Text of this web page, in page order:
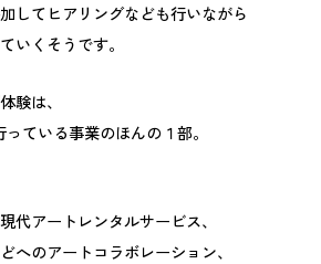
してヒアリングなども行いながら
いくそうです。
験は、
ている事業のほんの１部。
代アートレンタルサービス、
へのアートコラボレーション、